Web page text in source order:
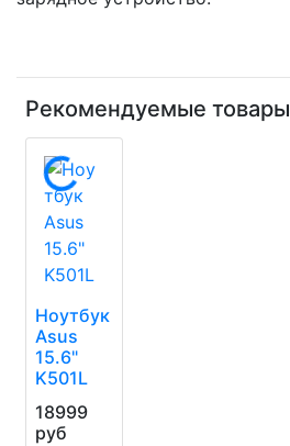
Рекомендуемые товары
Ноутбук
Asus
15.6"
K501L
18999
руб